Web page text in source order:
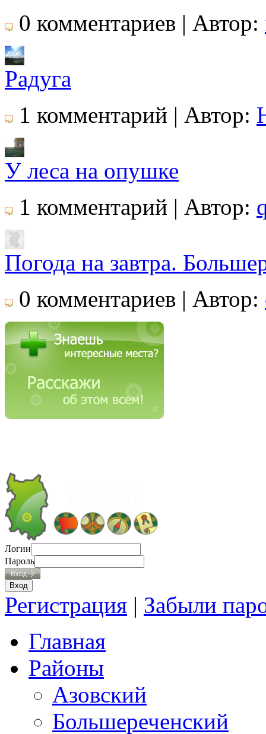
0 комментариев | Автор:
Радуга
1 комментарий | Автор:
У леса на опушке
1 комментарий | Автор:
Погода на завтра.
0 комментариев | Автор:
Логин
Пароль
Регистрация | Забыли
Главная
Районы
Азовский
Большереченский